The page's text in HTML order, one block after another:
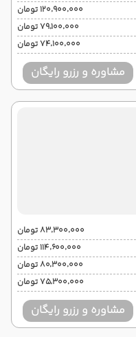
۱۲۰٬۹۰۰٬۰۰۰ تومان
۷۹٬۱۰۰٬۰۰۰ تومان
۷۴٬۱۰۰٬۰۰۰ تومان
مشاوره و رزرو رایگان
۸۳٬۳۰۰٬۰۰۰ تومان
۱۱۴٬۶۰۰٬۰۰۰ تومان
۸۰٬۳۰۰٬۰۰۰ تومان
۷۵٬۳۰۰٬۰۰۰ تومان
مشاوره و رزرو رایگان